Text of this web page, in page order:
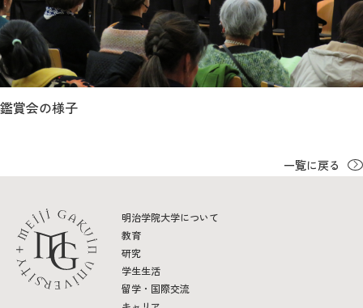
鑑賞会の様子
一覧に戻る
明治学院大学について
教育
研究
学生生活
留学・国際交流